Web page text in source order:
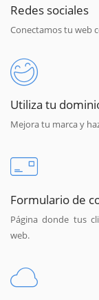
Redes sociales
Conectamos tu web
Utiliza tu
Mejora tu marca y
Formulario de
Página donde tus
web.